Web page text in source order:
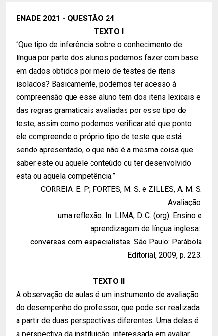
ENADE 2021 - QUESTÃO 24
TEXTO I
“Que tipo de inferência sobre o conhecimento de
língua por parte dos alunos podemos fazer com base
em dados obtidos por meio de testes de itens
isolados? Basicamente, podemos ter acesso à
compreensão que esse aluno tem dos itens lexicais e
das regras gramaticais avaliadas por esse tipo de
teste, assim como podemos verificar até que ponto
ele compreende o próprio tipo de teste que está
sendo apresentado, o que não é a mesma coisa que
saber este ou aquele conteúdo ou ter desenvolvido
esta ou aquela competência.”
CORREIA, E. P; FORTES, M. S. e ZILLES, A. M. S.
Avaliação:
uma reflexão. In: LIMA, D. C. (org). Ensino e
aprendizagem de língua inglesa:
conversas com especialistas. São Paulo: Parábola
Editorial, 2009, p. 223.
TEXTO II
A observação de aulas é um instrumento de avaliação
do desempenho do professor, que pode ser realizada
a partir de duas perspectivas diferentes. Uma delas é
a perspectiva da instituição, interessada em avaliar